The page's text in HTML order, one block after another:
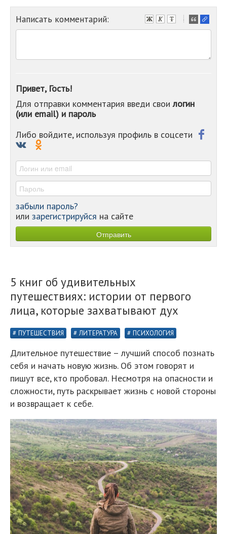
Написать комментарий:
-
-
-
-
-
Привет, Гость!
Для отправки комментария введи своилогин
(или email) и пароль
Либо войдите, используя профиль в соцсети
забыли пароль?
или зарегистрируйся на сайте
5 книг об удивительных
путешествиях: истории от первого
лица, которые захватывают дух
ПУТЕШЕСТВИЯ ЛИТЕРАТУРА ПСИХОЛОГИЯ
Длительное путешествие – лучший способ познать
себя и начать новую жизнь. Об этом говорят и
пишут все, кто пробовал. Несмотря на опасности и
сложности, путь раскрывает жизнь с новой стороны
и возвращает к себе.